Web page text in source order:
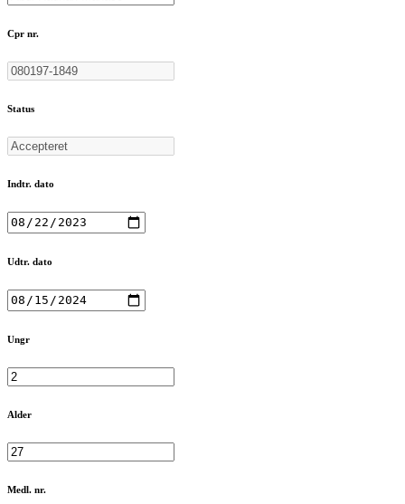
Cpr nr.
Status
Indtr. dato
Udtr. dato
Ungr
Alder
Medl. nr.